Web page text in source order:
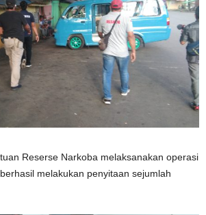
Reserse Narkoba melaksanakan operasi
melakukan penyitaan sejumlah